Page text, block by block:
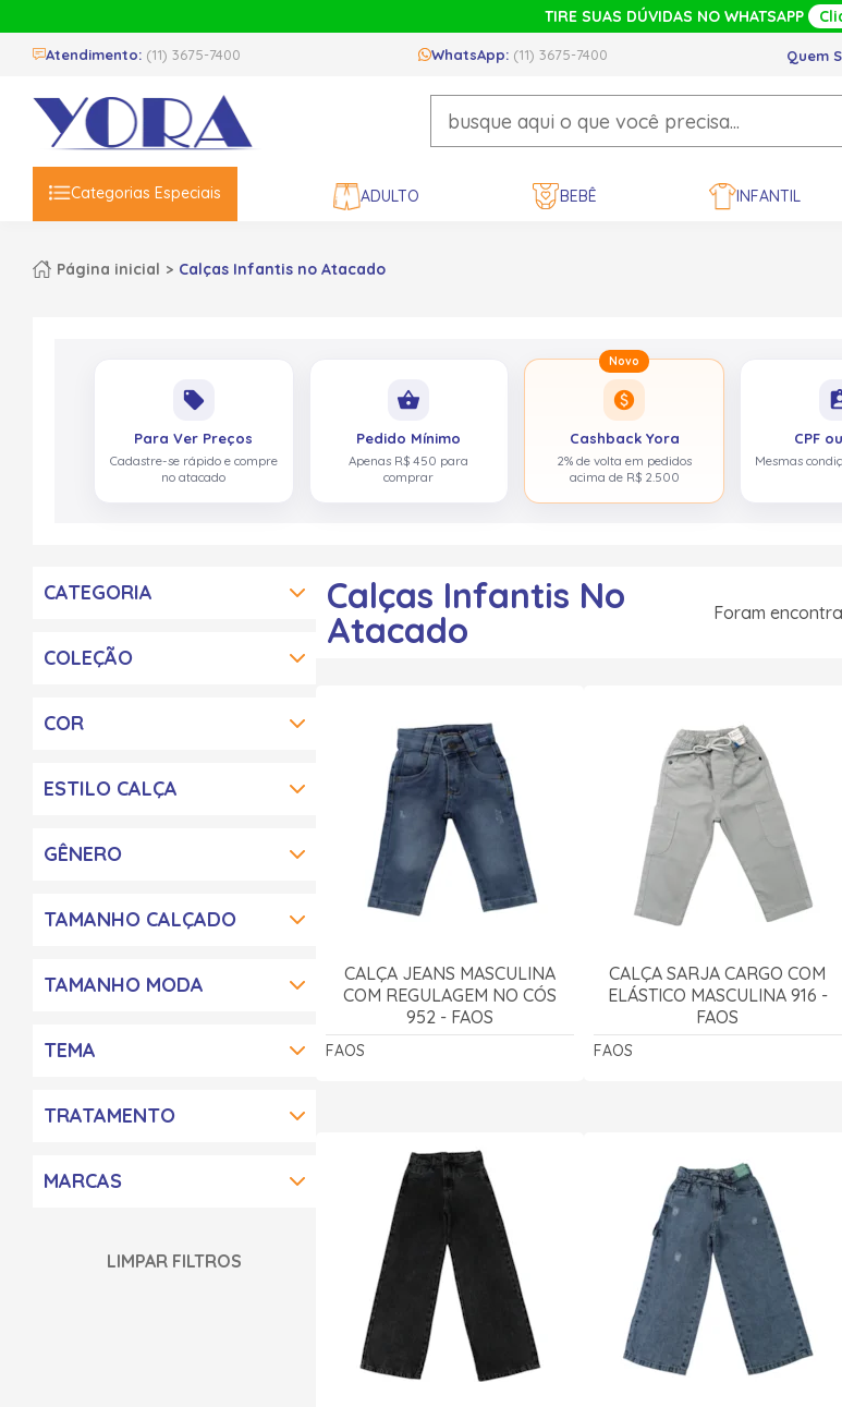
TIRE SUAS DÚVIDAS NO WHATSAPP
Atendimento: (11) 3675-7400 WhatsApp: (11) 3675-7400 Quem
Categorias Especiais ADULTO BEBÊ INFANTIL
Página inicial Calças Infantis no Atacado
local_offer
Para Ver Preços
Cadastre-se rápido e compre
no atacado
shopping_basket
Pedido Mínimo
Apenas R$ 450 para
comprar
Novo
paid
Cashback Yora
2% de volta em pedidos
acima de R$ 2.500
CPF
Mesmas
COLEÇÃO
COR
ESTILO CALÇA
GÊNERO
TAMANHO CALÇADO
TAMANHO MODA
TEMA
TRATAMENTO
CATEGORIA
MARCAS
LIMPAR FILTROS
Calças Infantis No
Atacado
Foram
CALÇA JEANS MASCULINA
COM REGULAGEM NO CÓS
952 - FAOS
FAOS
CALÇA SARJA CARGO COM
ELÁSTICO MASCULINA 916 -
FAOS
FAOS